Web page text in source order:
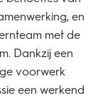
en
met de
Dankzij een
voorwerk
een werkend